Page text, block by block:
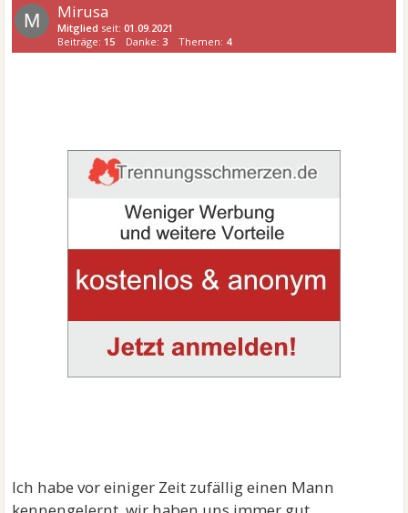
M Mirusa
Mitglied seit:01.09.2021
Beiträge: 15 Danke:3 Themen: 4
Ich habe vor einiger Zeit zufällig einen Mann